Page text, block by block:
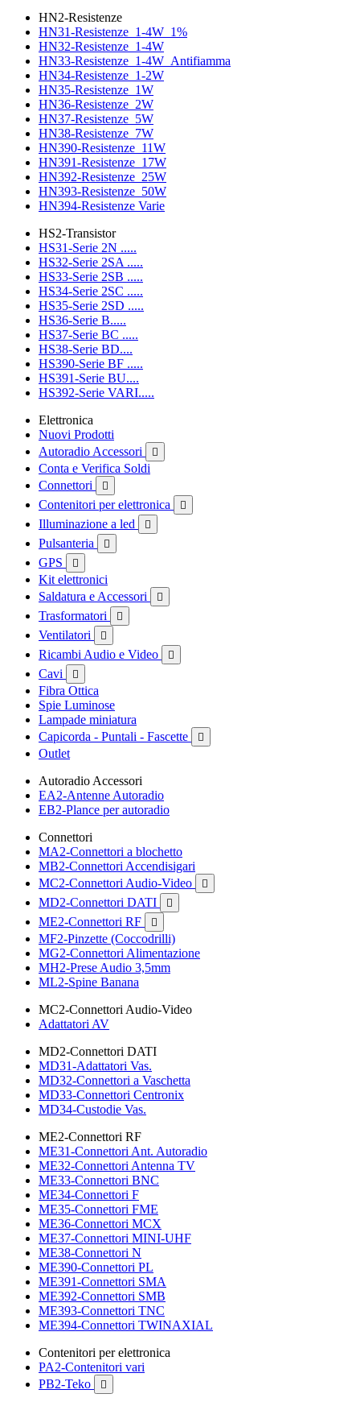
HN2-Resistenze
HN31-Resistenze_1-4W_1%
HN32-Resistenze_1-4W
HN33-Resistenze_1-4W_Antifiamma
HN34-Resistenze_1-2W
HN35-Resistenze_1W
HN36-Resistenze_2W
HN37-Resistenze_5W
HN38-Resistenze_7W
HN390-Resistenze_11W
HN391-Resistenze_17W
HN392-Resistenze_25W
HN393-Resistenze_50W
HN394-Resistenze Varie
HS2-Transistor
HS31-Serie 2N .....
HS32-Serie 2SA .....
HS33-Serie 2SB .....
HS34-Serie 2SC .....
HS35-Serie 2SD .....
HS36-Serie B.....
HS37-Serie BC .....
HS38-Serie BD....
HS390-Serie BF .....
HS391-Serie BU....
HS392-Serie VARI.....
Elettronica
Nuovi Prodotti
Autoradio Accessori

Conta e Verifica Soldi
Connettori

Contenitori per elettronica 
Illuminazione a led 
Pulsanteria 
GPS 
Kit elettronici
Saldatura e Accessori

Trasformatori 
Ventilatori 
Ricambi Audio e Video 
Cavi 
Fibra Ottica
Spie Luminose
Lampade miniatura
Capicorda - Puntali - Fascette

Outlet
Autoradio Accessori
EA2-Antenne Autoradio
EB2-Plance per autoradio
Connettori
MA2-Connettori a blochetto
MB2-Connettori Accendisigari
MC2-Connettori Audio-Video

MD2-Connettori DATI 
ME2-Connettori RF 
MF2-Pinzette (Coccodrilli)
MG2-Connettori Alimentazione
MH2-Prese Audio 3,5mm
ML2-Spine Banana
MC2-Connettori Audio-Video
Adattatori AV
MD2-Connettori DATI
MD31-Adattatori Vas.
MD32-Connettori a Vaschetta
MD33-Connettori Centronix
MD34-Custodie Vas.
ME2-Connettori RF
ME31-Connettori Ant. Autoradio
ME32-Connettori Antenna TV
ME33-Connettori BNC
ME34-Connettori F
ME35-Connettori FME
ME36-Connettori MCX
ME37-Connettori MINI-UHF
ME38-Connettori N
ME390-Connettori PL
ME391-Connettori SMA
ME392-Connettori SMB
ME393-Connettori TNC
ME394-Connettori TWINAXIAL
Contenitori per elettronica
PA2-Contenitori vari
PB2-Teko
